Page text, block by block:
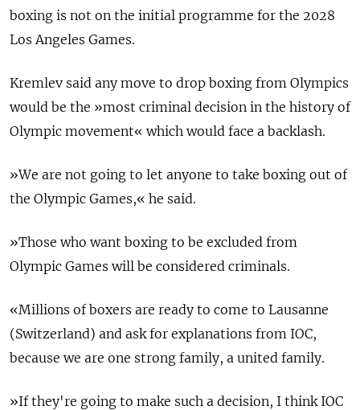
boxing is not on the initial programme for the 2028
Los Angeles Games.
Kremlev said any move to drop boxing from Olympics
would be the »most criminal decision in the history of
Olympic movement« which would face a backlash.
»We are not going to let anyone to take boxing out of
the Olympic Games,« he said.
»Those who want boxing to be excluded from
Olympic Games will be considered criminals.
«Millions of boxers are ready to come to Lausanne
(Switzerland) and ask for explanations from IOC,
because we are one strong family, a united family.
»If they're going to make such a decision, I think IOC